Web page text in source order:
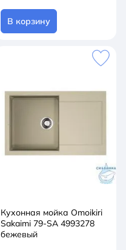
В корзину
Кухонная мойка Omoikiri
Sakaimi 79-SA 4993278
бежевый